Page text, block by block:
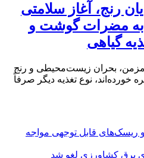
رنج، آغاز سلامتی
مضرات گوشت و
گیاهی
مزمن، بحران زیست‌محیطی و رنج
خورده‌اند، نوع تغذیه دیگر صرفاً
و ریسک‌های قابل توجهی مواجه
برق کشاورزی لغو شد